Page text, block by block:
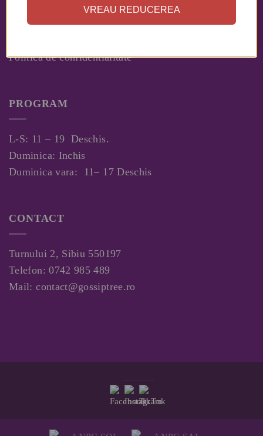
Despre Noi
Politica de confidentialitate
PROGRAM
L-S: 11 – 19 Deschis.
Duminica: Inchis
Duminica vara: 11– 17 Deschis
CONTACT
Turnului 2, Sibiu 550197
Telefon:0742 985 489
Mail:contact@gossiptree.ro
VREAU REDUCEREA